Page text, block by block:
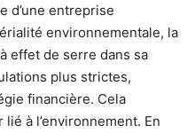
d’une entreprise
environnementale, la
effet de serre dans sa
plus strictes,
financière. Cela
à l’environnement. En